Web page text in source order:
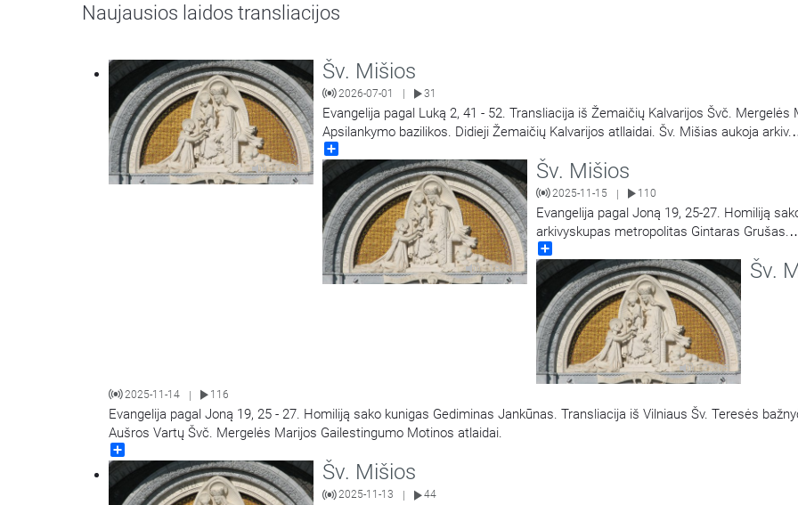
Naujausios laidos transliacijos
20:20
Šv. Mišios
2026-07-01 31
Evangelija pagal Luką 2, 41 - 52. Transliacija iš Žemaičių Kalvarijos Švč. Mergelės
Apsilankymo bazilikos. Didieji Žemaičių Kalvarijos atllaidai. Šv. Mišias aukoja arkiv.
18:21
Šv. Mišios
2025-11-15 | 110
Evangelija pagal Joną 19, 25-27. Homiliją
arkivyskupas metropolitas Gintaras Grušas.
Transliacija iš Vilniaus Šv. Teresės bažnyčios.
Vartų Švč. Mergelės Marijos Gailestingumo
atlaidai.
27:05
Šv.
2025-11-14 | 116
Evangelija pagal Joną 19, 25 - 27. Homiliją sako kunigas Gediminas Jankūnas. Transliacija iš Vilniaus Šv. Teresės
Aušros Vartų Švč. Mergelės Marijos Gailestingumo Motinos atlaidai.
Šv. Mišios
2025-11-13 44